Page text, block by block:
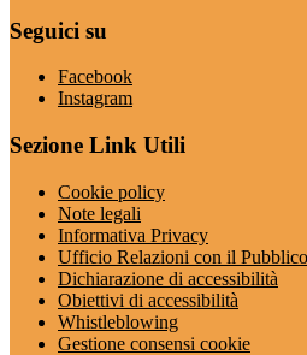
Seguici su
Facebook
Instagram
Sezione Link Utili
Cookie policy
Note legali
Informativa Privacy
Ufficio Relazioni con il Pubblico
Dichiarazione di accessibilità
Obiettivi di accessibilità
Whistleblowing
Gestione consensi cookie